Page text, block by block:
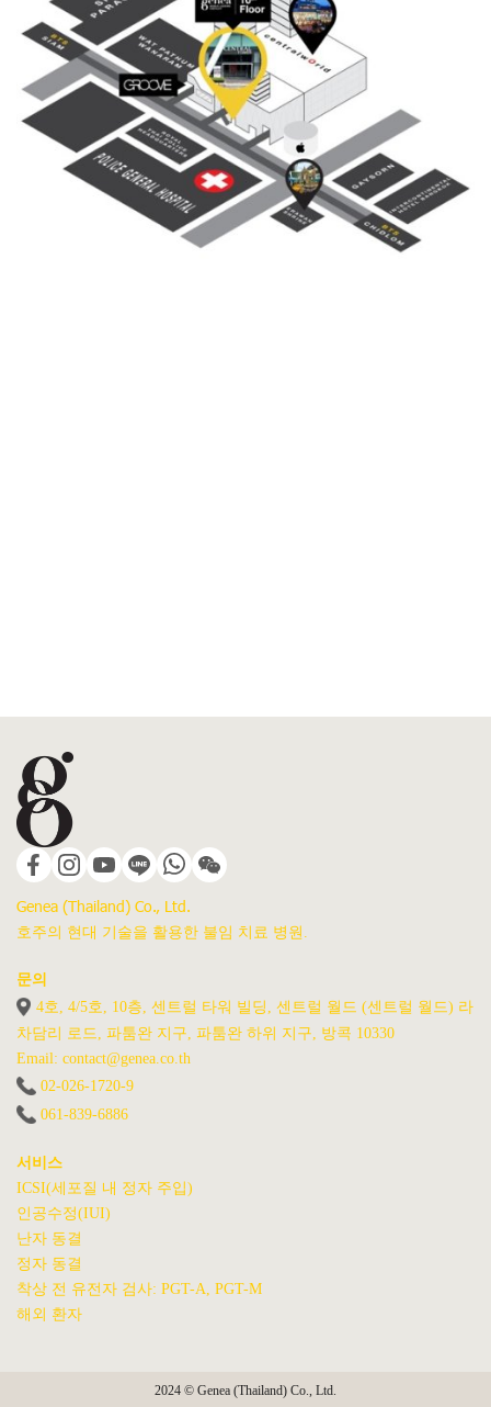
Genea (Thailand) Co., Ltd.
호주의 현대 기술을 활용한 불임 치료 병원.
문의
4호, 4/5호, 10층, 센트럴 타워 빌딩, 센트럴 월드 (센트럴 월드) 라
차담리 로드, 파툼완 지구, 파툼완 하위 지구, 방콕 10330
Email: contact@genea.co.th
02-026-1720-9
061-839-6886
서비스
ICSI(세포질 내 정자 주입)
인공수정(IUI)
난자 동결
정자 동결
착상 전 유전자 검사: PGT-A, PGT-M
해외 환자
2024 © Genea (Thailand) Co., Ltd.